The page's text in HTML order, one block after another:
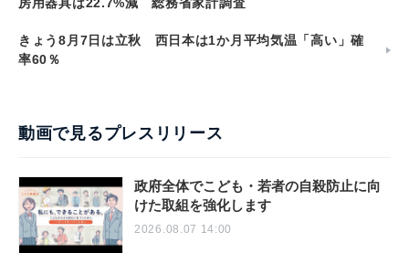
房用器具は22.7%減 総務省家計調査
きょう8月7日は立秋 西日本は1か月平均気温「高い」確
率60％
動画で見るプレスリリース
政府全体でこども・若者の自殺防止に向
けた取組を強化します
2026.08.07 14:00